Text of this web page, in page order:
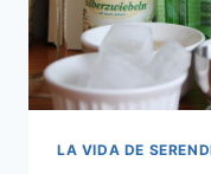
LA VIDA DE